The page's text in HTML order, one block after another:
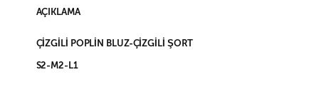
AÇIKLAMA
ÇİZGİLİ POPLİN BLUZ-ÇİZGİLİ ŞORT
S2-M2-L1